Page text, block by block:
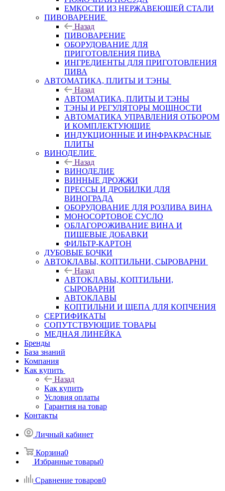
ЕМКОСТИ ИЗ НЕРЖАВЕЮЩЕЙ СТАЛИ
ПИВОВАРЕНИЕ
Назад
ПИВОВАРЕНИЕ
ОБОРУДОВАНИЕ ДЛЯ
ПРИГОТОВЛЕНИЯ ПИВА
ИНГPЕДИЕНТЫ ДЛЯ ПРИГОТОВЛЕНИЯ
ПИВА
АВТОМАТИКА, ПЛИТЫ И ТЭНЫ
Назад
АВТОМАТИКА, ПЛИТЫ И ТЭНЫ
ТЭНЫ И РЕГУЛЯТОРЫ МОЩНОСТИ
АВТОМАТИКА УПРАВЛЕНИЯ ОТБОРОМ
И КОМПЛЕКТУЮЩИЕ
ИНДУКЦИОННЫЕ И ИНФРАКРАСНЫЕ
ПЛИТЫ
ВИНОДЕЛИЕ
Назад
ВИНОДЕЛИЕ
ВИННЫЕ ДРОЖЖИ
ПРЕССЫ И ДРОБИЛКИ ДЛЯ
ВИНОГРАДА
ОБОРУДОВАНИЕ ДЛЯ РОЗЛИВА ВИНА
МОНОСОРТОВОЕ СУСЛО
ОБЛАГОРОЖИВАНИЕ ВИНА И
ПИЩЕВЫЕ ДОБАВКИ
ФИЛЬТР-КАРТОН
ДУБОВЫЕ БОЧКИ
АВТОКЛАВЫ, КОПТИЛЬНИ, СЫРОВАРНИ
Назад
АВТОКЛАВЫ, КОПТИЛЬНИ,
СЫРОВАРНИ
АВТОКЛАВЫ
КОПТИЛЬНИ И ЩЕПА ДЛЯ КОПЧЕНИЯ
СЕРТИФИКАТЫ
СОПУТСТВУЮЩИЕ ТОВАРЫ
МЕДНАЯ ЛИНЕЙКА
Бренды
База знаний
Компания
Как купить
Назад
Как купить
Условия оплаты
Гарантия на товар
Контакты
Личный кабинет
Корзина0
Избранные товары0
Сравнение товаров0